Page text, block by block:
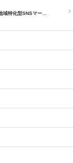
域特化型SNSマー…